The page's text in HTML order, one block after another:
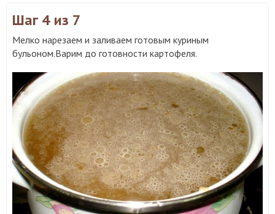
Шаг 4 из 7
Мелко нарезаем и заливаем готовым куриным
бульоном.Варим до готовности картофеля.